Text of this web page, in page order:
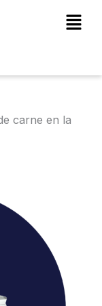
Main
carne en la